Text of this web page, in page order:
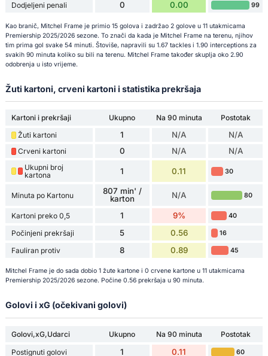
Dodjeljeni penali 0 0.00 99
Kao branič, Mitchel Frame je primio 15 golova i zadržao 2 golove u 11 utakmicama
Premiership 2025/2026 sezone. To znači da kada je Mitchel Frame na terenu, njihov
tim prima gol svake 54 minuti. Štoviše, napravili su 1.67 tackles i 1.90 interceptions za
svakih 90 minuta koliko su bili na terenu. Mitchel Frame također skuplja oko 2.90
odobrenja u isto vrijeme.
Žuti kartoni, crveni kartoni i statistika prekršaja
Kartoni i prekršaji Ukupno Na 90 minuta
Postotak
Žuti kartoni
1 N/A N/A
Crveni kartoni 0 N/A N/A
Ukupni broj
kartona
1 0.11 30
Minuta po Kartonu
807 min' /
karton
N/A 80
Kartoni preko 0,5 1 9% 40
Počinjeni prekršaji 5 0.56 16
Fauliran protiv 8 0.89 45
Mitchel Frame je do sada dobio 1 žute kartone i 0 crvene kartone u 11 utakmicama
Premiership 2025/2026 sezone. Počine 0.56 prekršaja u 90 minuta.
Golovi i xG (očekivani golovi)
Golovi,xG,Udarci Ukupno Na 90 minuta
Postotak
Postignuti golovi
1 0.11 60